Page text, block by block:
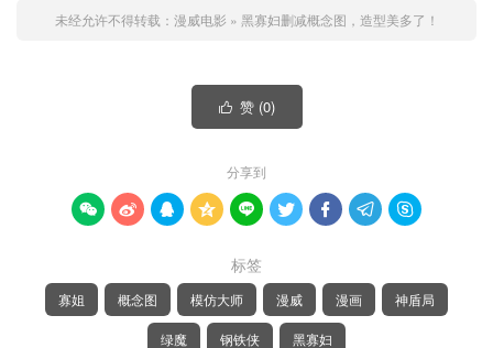
未经允许不得转载： 漫威电影 » 黑寡妇删减概念图，造型美多了！
 赞 (0)
分享到
        
标签
寡姐 概念图 模仿大师 漫威 漫画 神盾局
绿魔 钢铁侠 黑寡妇